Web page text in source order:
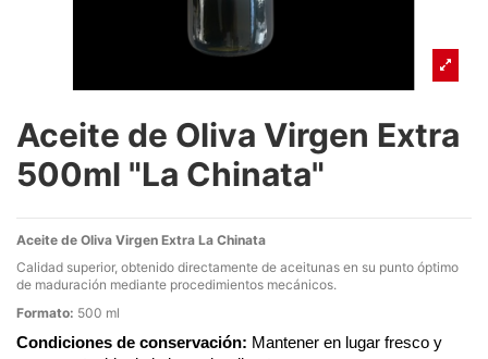
Aceite de Oliva Virgen Extra
500ml "La Chinata"
Aceite de Oliva Virgen Extra La Chinata
Calidad superior, obtenido directamente de aceitunas en su punto óptimo
de maduración mediante procedimientos mecánicos.
Formato: 500 ml
Condiciones de conservación: Mantener en lugar fresco y